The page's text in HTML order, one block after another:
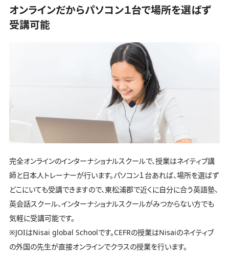
オンラインだからパソコン１台で場所を選ばず
受講可能
完全オンラインのインターナショナルスクールで、授業はネイティブ講
師と日本人トレーナーが行います。パソコン１台あれば、場所を選ばず
どこにいても受講できますので、東松浦郡で近くに自分に合う英語塾、
英会話スクール、インターナショナルスクールがみつからない方でも
気軽に受講可能です。
※JOIはNisai global Schoolです。CEFRの授業はNisaiのネイティブ
の外国の先生が直接オンラインでクラスの授業を行います。